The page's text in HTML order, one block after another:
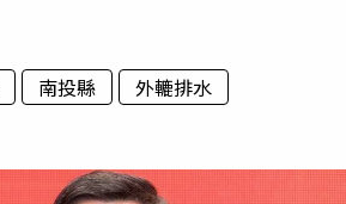
南投縣
外轆排水